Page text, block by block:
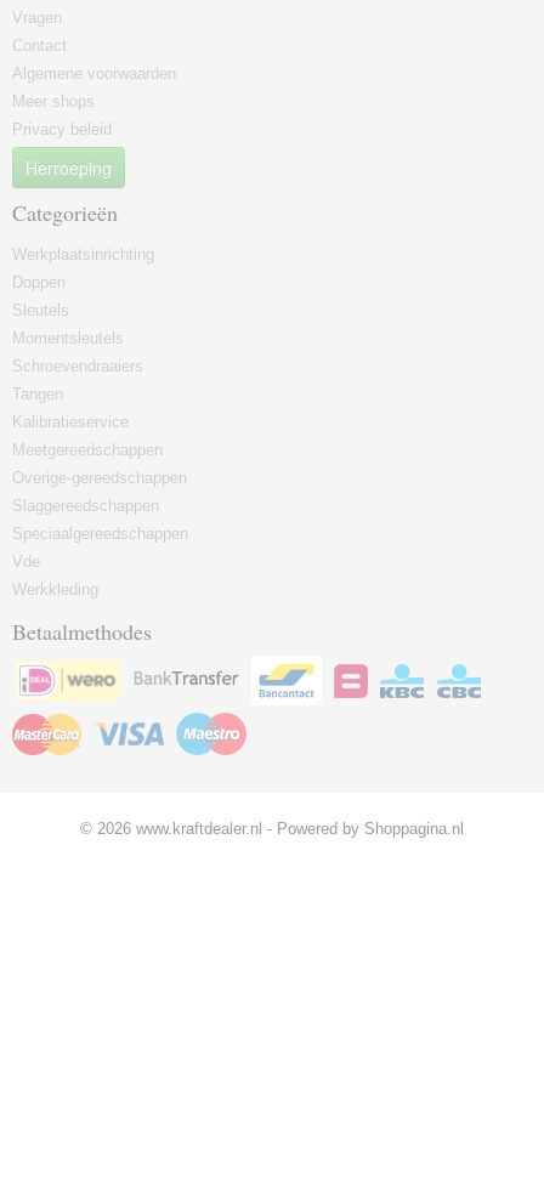
Vragen
Contact
Algemene voorwaarden
Meer shops
Privacy beleid
Herroeping
Categorieën
Werkplaatsinrichting
Doppen
Sleutels
Momentsleutels
Schroevendraaiers
Tangen
Kalibratieservice
Meetgereedschappen
Overige-gereedschappen
Slaggereedschappen
Speciaalgereedschappen
Vde
Werkkleding
Betaalmethodes
© 2026 www.kraftdealer.nl - Powered by Shoppagina.nl